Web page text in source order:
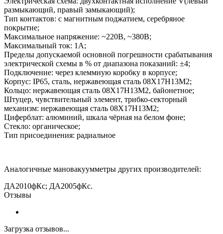
размыкающий, правый замыкающий);
Тип контактов: с магнитным поджатием, серебряное
покрытие;
Максимальное напряжение: ~220В, ~380В;
Максимальный ток: 1А;
Пределы допускаемой основной погрешности срабатывания
электрической схемы в % от диапазона показаний: ±4;
Подключение: через клеммную коробку в корпусе;
Корпус: IP65, сталь, нержавеющая сталь 08Х17Н13М2;
Кольцо: нержавеющая сталь 08Х17Н13М2, байонетное;
Штуцер, чувствительный элемент, трибко-секторный
механизм: нержавеющая сталь 08Х17Н13М2;
Циферблат: алюминий, шкала чёрная на белом фоне;
Стекло: органическое;
Тип присоединения: радиальное
Аналогичные мановакуумметры других производителей:
ДА2010фКс; ДА2005фКс.
Отзывы
Загрузка отзывов...